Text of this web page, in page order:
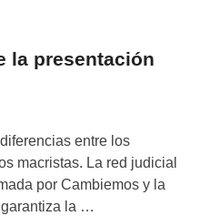
la presentación
entre los
macristas. La red judicial
por Cambiemos y la
la …